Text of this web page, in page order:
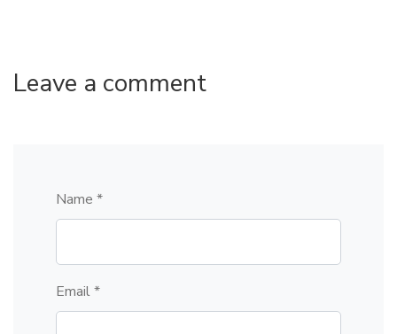
Leave a comment
Name *
Email *